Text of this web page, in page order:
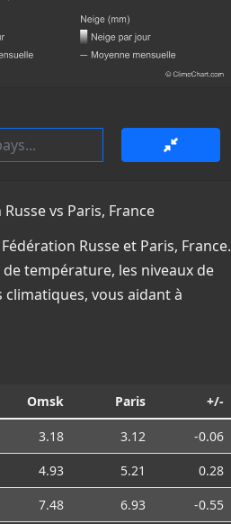
vs Paris, France
Russe et Paris, France.
température, les niveaux de
vous aidant à
Omsk Paris +/-
3.18 3.12
-0.06
4.93 5.21
0.28
7.48 6.93
-0.55